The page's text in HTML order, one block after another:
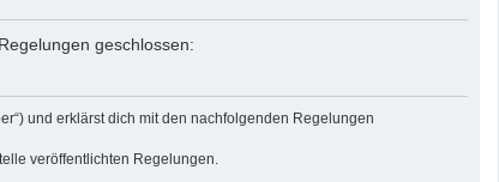
geschlossen:
und erklärst dich mit den nachfolgenden Regelungen
veröffentlichten Regelungen.